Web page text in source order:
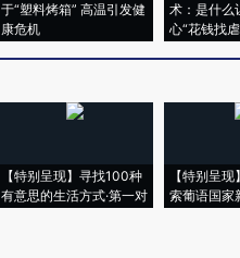
于“塑料烤箱” 高温引发健
康危机
术：是什么
心“花钱找虐
【特别呈现】寻找100种
有意思的生活方式·第一对
【特别呈
索葡语国家